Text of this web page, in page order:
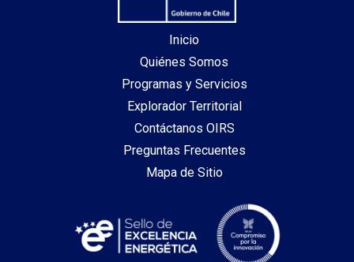
Inicio
Quiénes Somos
Programas y Servicios
Explorador Territorial
Contáctanos OIRS
Preguntas Frecuentes
Mapa de Sitio